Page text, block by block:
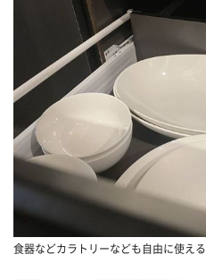
食器などカラトリーなども自由に使える